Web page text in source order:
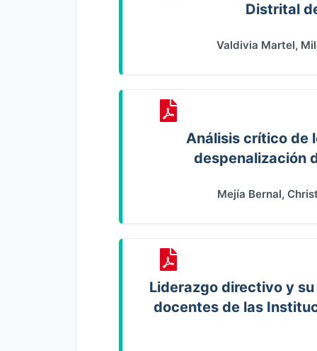
Distrital
Valdivia Martel,
Análisis crítico de
despenalización
Mejía Bernal,
Liderazgo directivo y
docentes de las